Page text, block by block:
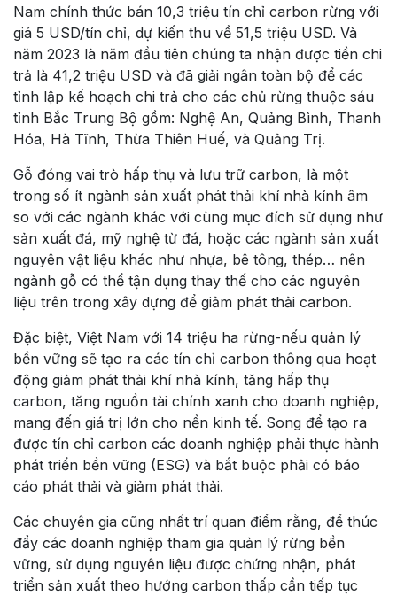
Nam chính thức bán 10,3 triệu tín chỉ carbon rừng với
giá 5 USD/tín chỉ, dự kiến thu về 51,5 triệu USD. Và
năm 2023 là năm đầu tiên chúng ta nhận được tiền chi
trả là 41,2 triệu USD và đã giải ngân toàn bộ để các
tỉnh lập kế hoạch chi trả cho các chủ rừng thuộc sáu
tỉnh Bắc Trung Bộ gồm: Nghệ An, Quảng Bình, Thanh
Hóa, Hà Tĩnh, Thừa Thiên Huế, và Quảng Trị.
Gỗ đóng vai trò hấp thụ và lưu trữ carbon, là một
trong số ít ngành sản xuất phát thải khí nhà kính âm
so với các ngành khác với cùng mục đích sử dụng như
sản xuất đá, mỹ nghệ từ đá, hoặc các ngành sản xuất
nguyên vật liệu khác như nhựa, bê tông, thép… nên
ngành gỗ có thể tận dụng thay thế cho các nguyên
liệu trên trong xây dựng để giảm phát thải carbon.
Đặc biệt, Việt Nam với 14 triệu ha rừng-nếu quản lý
bền vững sẽ tạo ra các tín chỉ carbon thông qua hoạt
động giảm phát thải khí nhà kính, tăng hấp thụ
carbon, tăng nguồn tài chính xanh cho doanh nghiệp,
mang đến giá trị lớn cho nền kinh tế. Song để tạo ra
được tín chỉ carbon các doanh nghiệp phải thực hành
phát triển bền vững (ESG) và bắt buộc phải có báo
cáo phát thải và giảm phát thải.
Các chuyên gia cũng nhất trí quan điểm rằng, để thúc
đẩy các doanh nghiệp tham gia quản lý rừng bền
vững, sử dụng nguyên liệu được chứng nhận, phát
triển sản xuất theo hướng carbon thấp cần tiếp tục